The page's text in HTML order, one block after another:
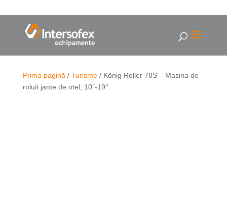
Prima pagină / Turisme/ König Roller 78S – Masina de
roluit jante de otel, 10″-19″